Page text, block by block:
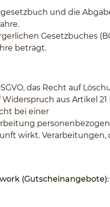
und die
Gesetzbuches
beträgt.
das Recht auf
aus Artikel 21
bei einer
wirkt. Verarbeitungen,
(Gutscheinangebote):